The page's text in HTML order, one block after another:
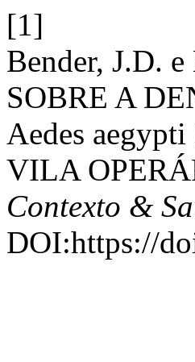
[1]
Bender, J.D.
SOBRE A
Aedes
VILA
Contexto &
DOI:https://